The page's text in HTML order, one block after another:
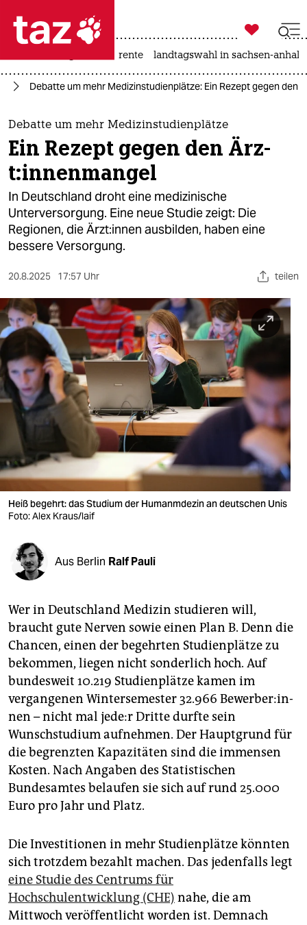
 taz zahl ich
taz zahl ich
themen
politik
öko
gesellschaft
kultur
sport
berlin
nord
wahrheit
verlag
verlag
veranstaltungen
shop
fragen & hilfe
abo
epaper login

taz zahl ich
rente landtagswahl in sachsen-anhalt
Debatte um mehr Medizinstudienplätze: Ein Rezept gegen den
Debatte um mehr Medizinstudienplätze
Ein Rezept gegen den Ärz­
t:in­nen­man­gel
In Deutschland droht eine medizinische
Unterversorgung. Eine neue Studie zeigt: Die
Regionen, die Ärz­t:in­nen ausbilden, haben eine
bessere Versorgung.
20.8.2025 17:57 Uhr teilen
Heiß begehrt: das Studium der Humanmdezin an deutschen Unis
Foto: Alex Kraus/laif
Aus Berlin Ralf Pauli
Wer in Deutschland Medizin studieren will,
braucht gute Nerven sowie einen Plan B. Denn die
Chancen, einen der begehrten Studienplätze zu
bekommen, liegen nicht sonderlich hoch. Auf
bundesweit 10.219 Studienplätze kamen im
vergangenen Wintersemester 32.966 Be­wer­be­r:in­
nen – nicht mal je­de:r Dritte durfte sein
Wunschstudium aufnehmen. Der Hauptgrund für
die begrenzten Kapazitäten sind die immensen
Kosten. Nach Angaben des Statistischen
Bundesamtes belaufen sie sich auf rund 25.000
Euro pro Jahr und Platz.
Die Investitionen in mehr Studienplätze könnten
sich trotzdem bezahlt machen. Das jedenfalls legt
eine Studie des Centrums für
Hochschulentwicklung (CHE) nahe, die am
Mittwoch veröffentlicht worden ist. Demnach